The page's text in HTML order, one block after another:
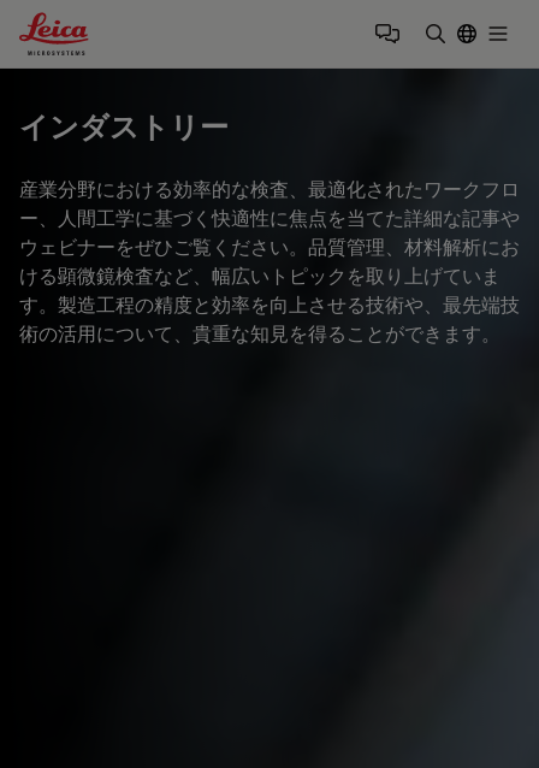
Leica Microsystems Logo
インダストリー
産業分野における効率的な検査、最適化されたワークフロ
ー、人間工学に基づく快適性に焦点を当てた詳細な記事や
ウェビナーをぜひご覧ください。品質管理、材料解析にお
ける顕微鏡検査など、幅広いトピックを取り上げていま
す。製造工程の精度と効率を向上させる技術や、最先端技
術の活用について、貴重な知見を得ることができます。